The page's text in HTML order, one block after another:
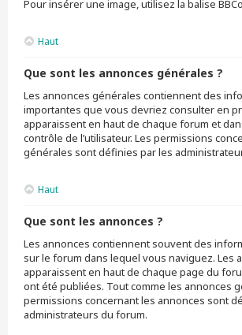
Pour insérer une image, utilisez la balise
Haut
Que sont les annonces générales ?
Les annonces générales contiennent des
importantes que vous devriez consulter en
apparaissent en haut de chaque forum et
contrôle de l’utilisateur. Les permissions
générales sont définies par les
Haut
Que sont les annonces ?
Les annonces contiennent souvent des
sur le forum dans lequel vous naviguez. Les
apparaissent en haut de chaque page du
ont été publiées. Tout comme les annonces
permissions concernant les annonces sont
administrateurs du forum.